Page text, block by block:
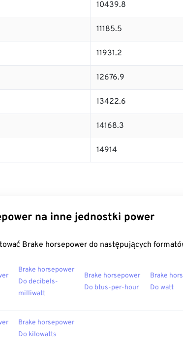
10439.8
11185.5
11931.2
12676.9
13422.6
14168.3
14914
na inne jednostki power
Brake horsepower do następujących
Brake horsepower
Do decibels-
milliwatt
Brake horsepower
Do btus-per-hour
Brake
Do watt
Brake horsepower
Do kilowatts